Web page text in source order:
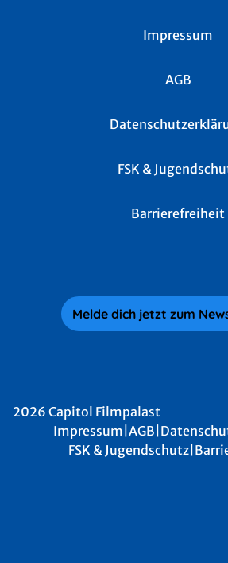
Impressum
AGB
FSK &
Barrierefreiheit
Melde dich jetzt zum
2026 Capitol Filmpalast
Impressum AGB
FSK & Jugendschutz|